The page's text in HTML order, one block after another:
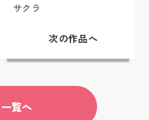
サクラ
次の作品へ
覧へ